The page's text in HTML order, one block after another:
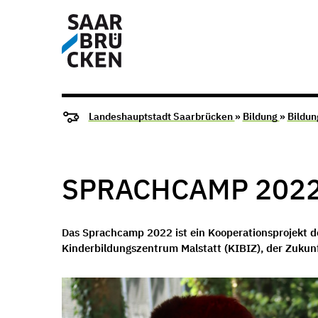
Landeshauptstadt Saarbrücken » Bildung »
SPRACHCAMP
Das Sprachcamp 2022 ist ein Kooperationsprojekt
Kinderbildungszentrum Malstatt (KIBIZ), der